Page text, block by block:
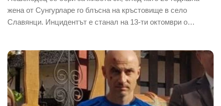
жена от Сунгурларе го блъсна на кръстовище в село
Славянци. Инцидентът е станал на 13-ти октомври о…